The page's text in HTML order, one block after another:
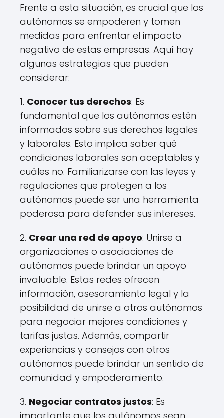
Frente a esta situación, es crucial que los
autónomos se empoderen y tomen
medidas para enfrentar el impacto
negativo de estas empresas. Aquí hay
algunas estrategias que pueden
considerar:
1. Conocer tus derechos: Es
fundamental que los autónomos estén
informados sobre sus derechos legales
y laborales. Esto implica saber qué
condiciones laborales son aceptables y
cuáles no. Familiarizarse con las leyes y
regulaciones que protegen a los
autónomos puede ser una herramienta
poderosa para defender sus intereses.
2. Crear una red de apoyo: Unirse a
organizaciones o asociaciones de
autónomos puede brindar un apoyo
invaluable. Estas redes ofrecen
información, asesoramiento legal y la
posibilidad de unirse a otros autónomos
para negociar mejores condiciones y
tarifas justas. Además, compartir
experiencias y consejos con otros
autónomos puede brindar un sentido de
comunidad y empoderamiento.
3. Negociar contratos justos: Es